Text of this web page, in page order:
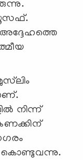
നിന്ന്
കൊണ്ടുവന്നു.